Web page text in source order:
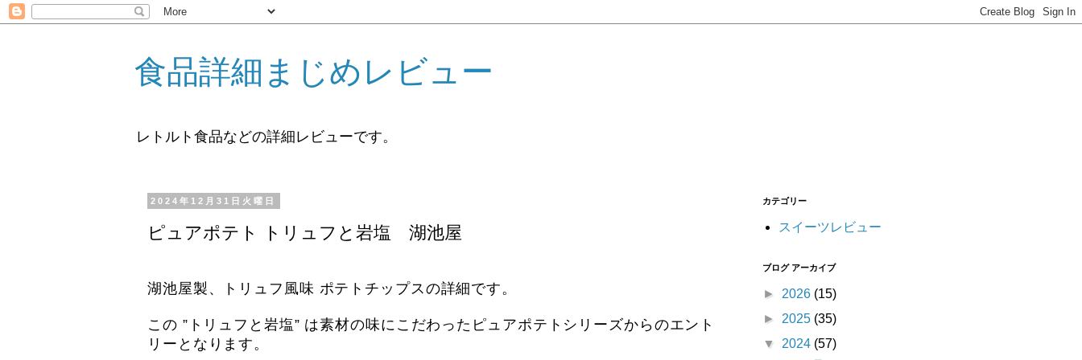
食品詳細まじめレビュー
レトルト食品などの詳細レビューです。
2024年12月31日火曜日
ピュアポテト トリュフと岩塩 湖池屋
湖池屋製、トリュフ風味 ポテトチップスの詳細です。
この ”トリュフと岩塩” は素材の味にこだわったピュアポテトシリーズからのエント
リーとなります。
カテゴリー
スイーツレビュー
ブログ アーカイブ
► 2026 (15)
► 2025 (35)
▼ 2024 (57)